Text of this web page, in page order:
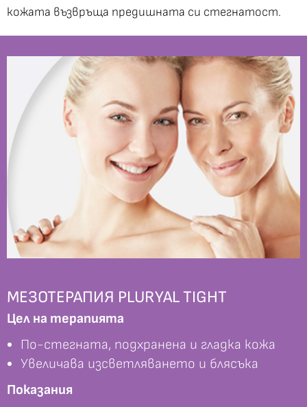
кожата възвръща предишната си стегнатост.
МЕЗОТЕРАПИЯ PLURYAL TIGHT
Цел на терапията
По-стегната, подхранена и гладка кожа
Увеличава изсветляването и блясъка
Показания